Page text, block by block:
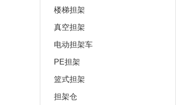
楼梯担架
真空担架
电动担架车
PE担架
篮式担架
担架仓